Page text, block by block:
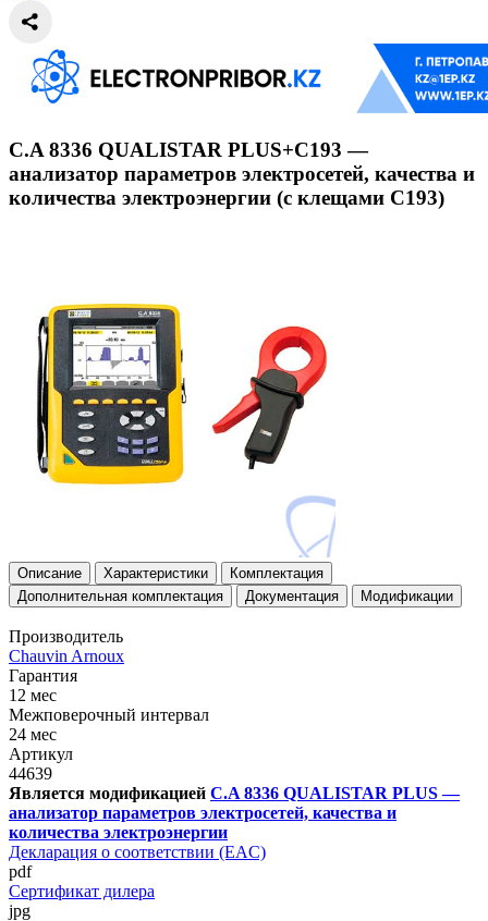
C.A 8336 QUALISTAR PLUS+C193 —
анализатор параметров электросетей, качества и
количества электроэнергии (с клещами C193)
Описание Характеристики
Комплектация
Дополнительная комплектация
Документация Модификации
Производитель
Chauvin Arnoux
Гарантия
12 мес
Межповерочный интервал
24 мес
Артикул
44639
Является модификацией C.A 8336 QUALISTAR PLUS —
анализатор параметров электросетей, качества и
количества электроэнергии
Декларация о соответствии (EAC)
pdf
Сертификат дилера
jpg